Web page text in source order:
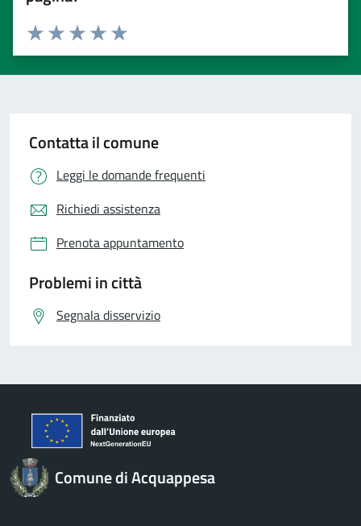
Valuta 5 stelle su 5
Valuta 4 stelle su 5
Valuta 3 stelle su 5
Valuta 2 stelle su 5
Valuta 1 stelle su 5
Contatta il comune
Leggi le domande frequenti
Richiedi assistenza
Prenota appuntamento
Problemi in città
Segnala disservizio
Comune di Acquappesa